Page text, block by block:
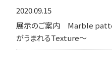
2020.09.15
展示のご案内 Marble
がうまれるTexture～